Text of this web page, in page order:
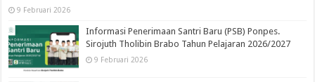
9 Februari 2026
Informasi Penerimaan Santri Baru (PSB) Ponpes.
Sirojuth Tholibin Brabo Tahun Pelajaran 2026/2027
9 Februari 2026